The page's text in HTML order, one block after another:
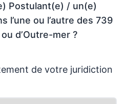
Postulant(e) / un(e)
l’une ou l’autre des 739
d’Outre-mer ?
de votre juridiction